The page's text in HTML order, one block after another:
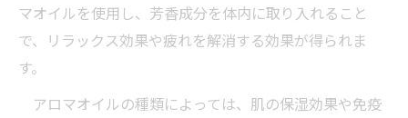
マオイルを使用し、芳香成分を体内に取り入れること
で、リラックス効果や疲れを解消する効果が得られま
す。
アロマオイルの種類によっては、肌の保湿効果や免疫